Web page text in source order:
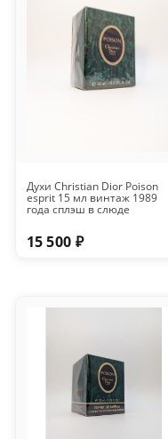
Духи Christian Dior Poison
esprit 15 мл винтаж 1989
года сплэш в слюде
15 500 ₽